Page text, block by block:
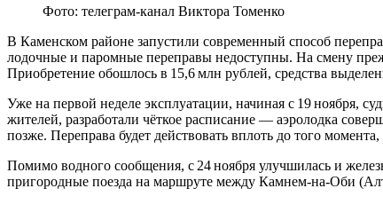
Фото: телеграм-канал Виктора Томенко
В Каменском районе запустили современный способ
лодочные и паромные переправы недоступны. На смену
Приобретение обошлось в 15,6 млн рублей, средства
Уже на первой неделе эксплуатации, начиная с 19 ноября,
жителей, разработали чёткое расписание — аэролодка
позже. Переправа будет действовать вплоть до того
Помимо водного сообщения, с 24 ноября улучшилась и
пригородные поезда на маршруте между Камнем‑на‑Оби